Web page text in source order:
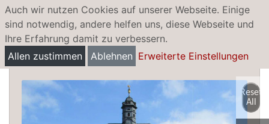
Auch wir nutzen Cookies auf unserer Webseite. Einige
sind notwendig, andere helfen uns, diese Webseite und
Ihre Erfahrung damit zu verbessern.
Allen zustimmen
Ablehnen Erweiterte Einstellungen
Bürgermeister
Reset
All